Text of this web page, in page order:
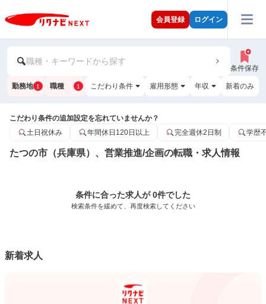
会員登録 ログイン
職種・キーワードから探す
条件保存
勤務地 1 職種 1 こだわり条件 雇用形態 年収 新着のみ
こだわり条件の追加設定を忘れていませんか？
土日祝休み
年間休日120日以上 完全週休2日制 学歴
たつの市（兵庫県）、営業推進/企画の転職・求人情報
条件に合った求人が 0件でした
検索条件を緩めて、再度検索してください
新着求人